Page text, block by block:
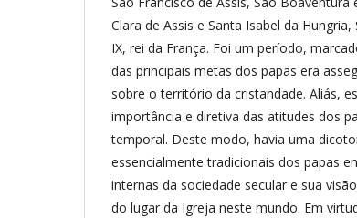
Clara de Assis e Santa Isabel da
IX, rei da França. Foi um período,
das principais metas dos papas era
sobre o território da cristandade. Aliás,
importância e diretiva das atitudes dos
temporal. Deste modo, havia uma
essencialmente tradicionais dos papas
internas da sociedade secular e sua
do lugar da Igreja neste mundo. Em